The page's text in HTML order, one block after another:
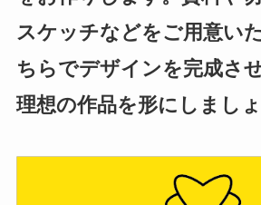
スケッチなどをご用意い
ちらでデザインを完成さ
理想の作品を形にしましょ